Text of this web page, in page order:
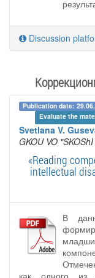
Discussion
Publication date:
Evaluate the
Svetlana V.
GKOU VO
«Reading
intellectual
В
как одного из